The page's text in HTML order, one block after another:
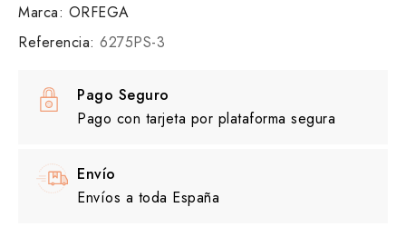
Marca: ORFEGA
Referencia: 6275PS-3
Pago Seguro
Pago con tarjeta por plataforma segura
Envío
Envíos a toda España